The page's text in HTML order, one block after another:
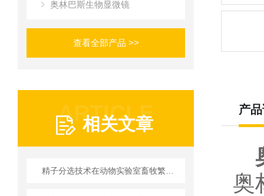
奥林巴斯生物显微镜
查看全部产品 >>
ARTICLE
相关文章
产
奥